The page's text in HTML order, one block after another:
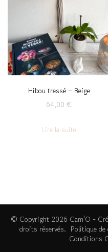
Hibou tressé – Beige
64,00€
Lire la suite
© Copyright 2026 Cam'O -
droits réservés. Politique
Conditions